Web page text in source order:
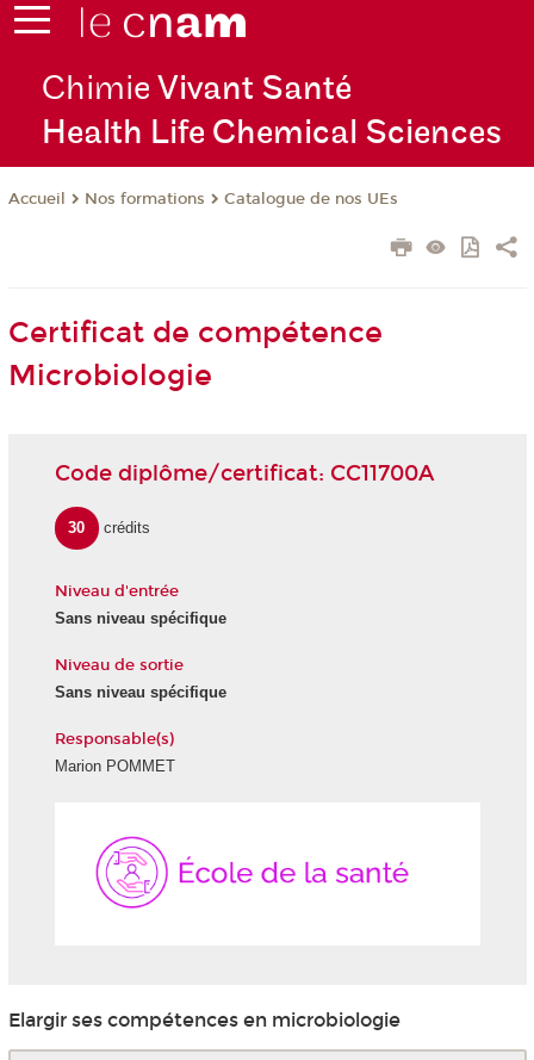
Chimie Vivant Santé
Health Life Chemical Sciences
Accueil Nos formations Catalogue de nos UEs
Certificat de compétence
Microbiologie
Code diplôme/certificat: CC11700A
30 crédits
Niveau d'entrée
Sans niveau spécifique
Niveau de sortie
Sans niveau spécifique
Responsable(s)
Marion POMMET
Elargir ses compétences en microbiologie